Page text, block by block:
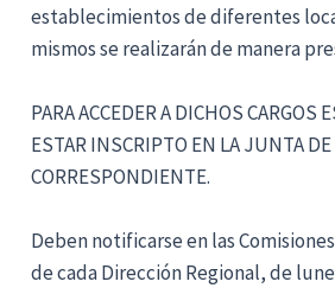
establecimientos de diferentes
mismos se realizarán de manera
PARA ACCEDER A DICHOS CARGOS
ESTAR INSCRIPTO EN LA JUNTA
CORRESPONDIENTE.
Deben notificarse en las
de cada Dirección Regional, de